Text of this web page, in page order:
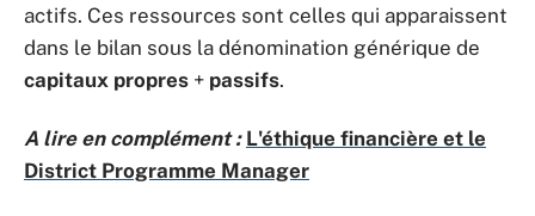
actifs. Ces ressources sont celles qui apparaissent
dans le bilan sous la dénomination générique de
capitaux propres + passifs.
A lire en complément : L'éthique financière et le
District Programme Manager